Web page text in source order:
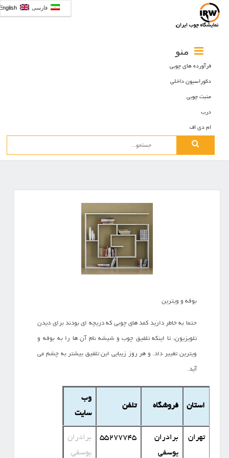
فارسی
منو
فرآورده های چوبی
دکوراسیون داخلی
منبت چوبی
درب
ام دی اف
Search
بوفه و ویترین
حتما به خاطر دارید کمد های چوبی که دریچه ای بودند برای دیدن
تلویزیون، تا اینکه تلفیق چوب و شیشه نام آن ها را به بوفه و
ویترین تغییر داد. و هر روز زیبایی این تلفیق بیشتر به چشم می
آید.
استان فروشگاه تلفن
وب
سایت
تهران
برادران
یوسفی
55277745
برادران
یوسفی